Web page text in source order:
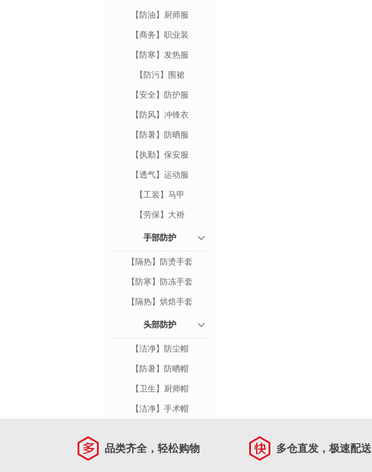
【防油】厨师服
【商务】职业装
【防寒】发热服
【防污】围裙
【安全】防护服
【防风】冲锋衣
【防暑】防晒服
【执勤】保安服
【透气】运动服
【工装】马甲
【劳保】大褂
手部防护
【隔热】防烫手套
【防寒】防冻手套
【隔热】烘焙手套
头部防护
【洁净】防尘帽
【防暑】防晒帽
【卫生】厨师帽
【洁净】手术帽
品类齐全，轻松购物 多仓直发，极速配送